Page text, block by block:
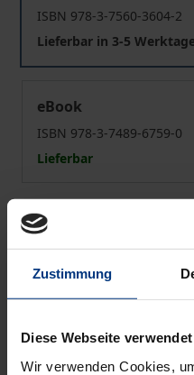
Zustimmung
Diese Webseite
Wir verwenden Cookies,
ISBN 978-3-7560-3604-2
Lieferbar in 3-5
eBook
ISBN 978-3-7489-6759-0
Lieferbar
Preisangaben inkl. MwSt.
kann die MwSt. an der
Hinweise zu Versandkosten